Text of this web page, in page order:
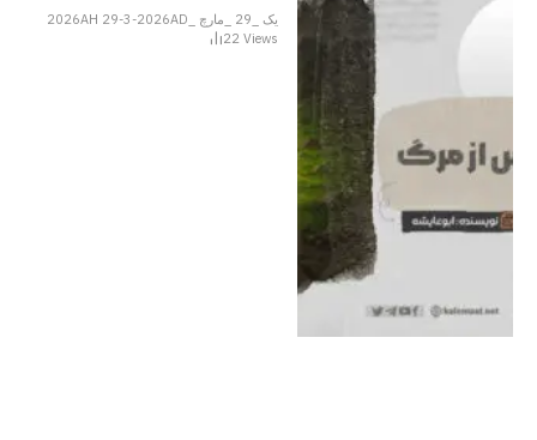
یک _29 _مارچ _2026AH 29-3-2026AD
22Views